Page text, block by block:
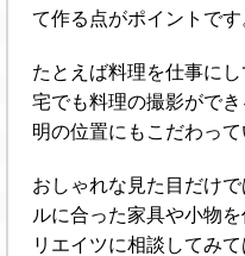
て作る点がポイントです
たとえば料理を仕事に
宅でも料理の撮影がで
明の位置にもこだわって
おしゃれな見た目だけ
ルに合った家具や小物
リエイツに相談してみ